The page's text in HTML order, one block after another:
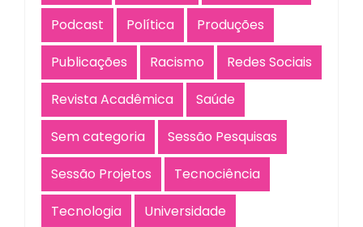
Podcast
Política
Produções
Publicações
Racismo
Redes Sociais
Revista Acadêmica
Saúde
Sem categoria
Sessão Pesquisas
Sessão Projetos
Tecnociência
Tecnologia
Universidade